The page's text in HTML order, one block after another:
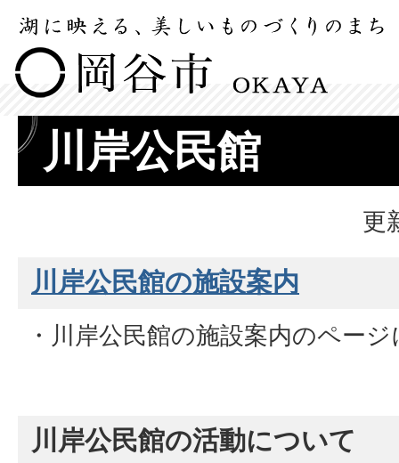
川岸公民館
更
川岸公民館の施設案内
・川岸公民館の施設案内のペー
川岸公民館の活動について